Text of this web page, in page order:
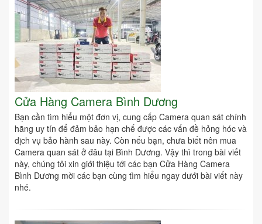
Cửa Hàng Camera Bình Dương
Bạn cần tìm hiểu một đơn vị, cung cấp Camera quan sát chính
hãng uy tín để đảm bảo hạn chế được các vấn đề hỏng hóc và
dịch vụ bảo hành sau này. Còn nếu bạn, chưa biết nên mua
Camera quan sát ở đâu tại Bình Dương. Vậy thì trong bài viết
này, chúng tôi xin giới thiệu tới các bạn Cửa Hàng Camera
Bình Dương mời các bạn cùng tìm hiểu ngay dưới bài viết này
nhé.